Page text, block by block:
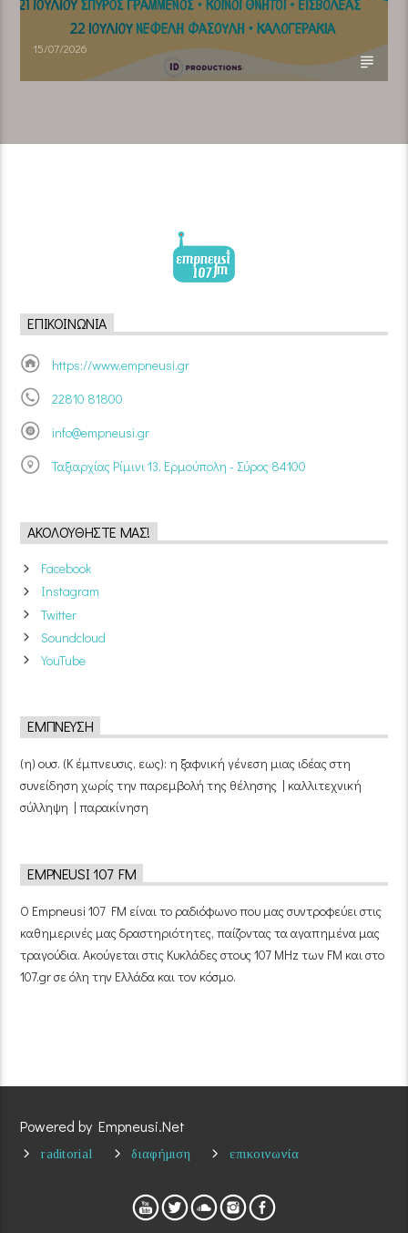
15/07/2026
ΕΠΙΚΟΙΝΩΝΊΑ
https://www.empneusi.gr
22810 81800
info@empneusi.gr
Ταξιαρχίας Ρίμινι 13, Ερμούπολη - Σύρος 84100
ΑΚΟΛΟΥΘΉΣΤΕ ΜΑΣ!
Facebook
Instagram
Twitter
Soundcloud
YouTube
ΈΜΠΝΕΥΣΗ
(η) ουσ. (Κ έμπνευσις, εως): η ξαφνική γένεση μιας ιδέας στη
συνείδηση χωρίς την παρεμβολή της θέλησης | καλλιτεχνική
σύλληψη | παρακίνηση
EMPNEUSI 107 FM
Ο Empneusi 107 FM είναι το ραδιόφωνο που μας συντροφεύει στις
καθημερινές μας δραστηριότητες, παίζοντας τα αγαπημένα μας
τραγούδια. Ακούγεται στις Κυκλάδες στους 107 MHz των FM και στο
107.gr σε όλη την Ελλάδα και τον κόσμο.
Powered by Empneusi.Net
raditorial διαφήμιση επικοινωνία